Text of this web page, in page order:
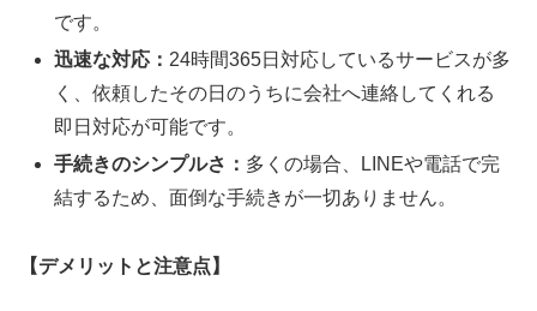
です。
迅速な対応： 24時間365日対応しているサービスが多
く、依頼したその日のうちに会社へ連絡してくれる
即日対応が可能です。
手続きのシンプルさ： 多くの場合、LINEや電話で完
結するため、面倒な手続きが一切ありません。
【デメリットと注意点】